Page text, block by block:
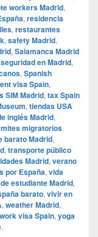
workers Madrid,
, residencia
, restaurantes
, safety Madrid,
, Salamanca Madrid
seguridad en Madrid,
, Spanish
visa Spain,
SIM Madrid, tax Spain
, tiendas USA
inglés Madrid,
migratorios
barato Madrid,
, transporte público
Madrid, verano
por España, vida
estudiante Madrid,
barato, vivir en
, weather Madrid,
work visa Spain, yoga
.